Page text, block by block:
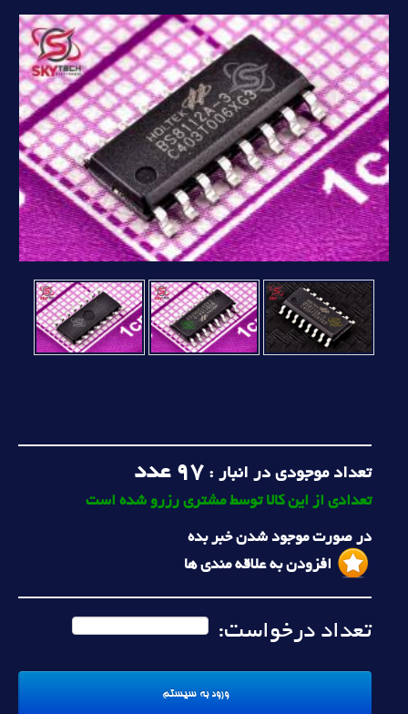
تعداد موجودی در انبار : 97 عدد
تعدادی از این کالا توسط مشتری رزرو شده است
در صورت موجود شدن خبر بده
افزودن به علاقه مندی ها
تعداد درخواست: